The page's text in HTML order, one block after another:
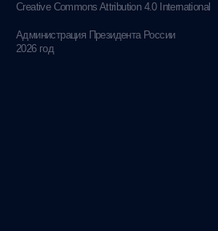
Creative Commons Attribution 4.0 International
Администрация Президента России
2026 год